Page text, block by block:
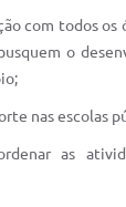
com todos
o
nas escolas
as